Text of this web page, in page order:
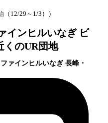
12/29～1/3） ）
インヒルいなぎ ビ
くのUR団地
ァインヒルいなぎ 長峰・